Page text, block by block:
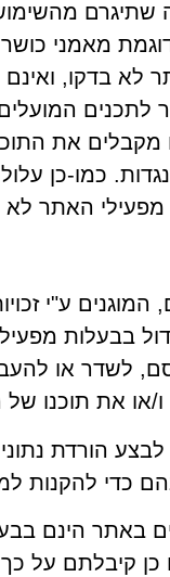
שתיגרם
מאמני
בדקו, ואינם
לתכנים
את
כמו-כן
מפעילי האתר
ע"י
בבעלות
לשדר או
ו/או את תוכנו
הורדת
כדי להקנות
באתר הינם
קיבלתם על כך